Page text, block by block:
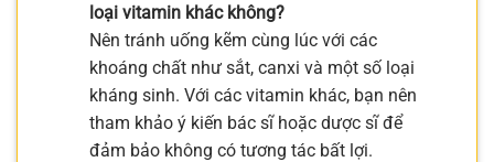
loại vitamin khác không?
Nên tránh uống kẽm cùng lúc với các
khoáng chất như sắt, canxi và một số loại
kháng sinh. Với các vitamin khác, bạn nên
tham khảo ý kiến bác sĩ hoặc dược sĩ để
đảm bảo không có tương tác bất lợi.